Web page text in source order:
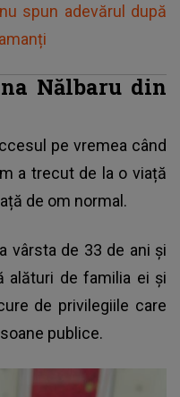
spun adevărul după
Nălbaru din
pe vremea când
a trecut de la o viață
de om normal.
vârsta de 33 de ani și
alături de familia ei și
de privilegiile care
publice.